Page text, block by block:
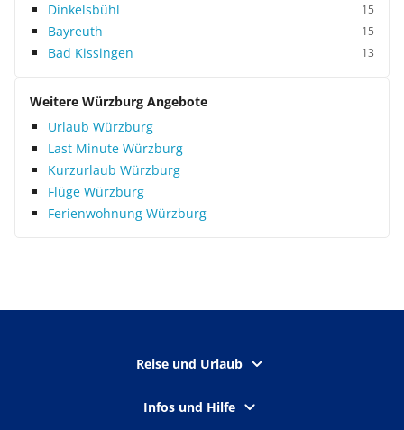
Dinkelsbühl 15
Bayreuth 15
Bad Kissingen 13
Weitere Würzburg Angebote
Urlaub Würzburg
Last Minute Würzburg
Kurzurlaub Würzburg
Flüge Würzburg
Ferienwohnung Würzburg
Reise und Urlaub
Infos und Hilfe